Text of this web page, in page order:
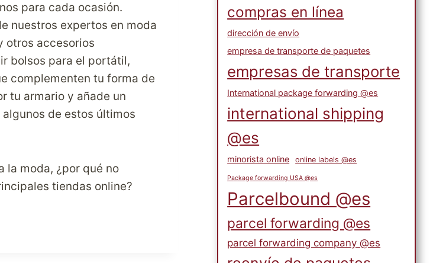
para cada ocasión.
nuestros expertos en moda
otros accesorios
bolsos para el portátil,
complementen tu forma de
tu armario y añade un
de estos últimos
la moda, ¿por qué no
tiendas online?
compras en línea
dirección de envío
empresa de transporte de paquetes
empresas de transporte
International package forwarding @es
international shipping
@es
minorista online online labels @es
Package forwarding USA @es
Parcelbound @es
parcel forwarding @es
parcel forwarding company @es